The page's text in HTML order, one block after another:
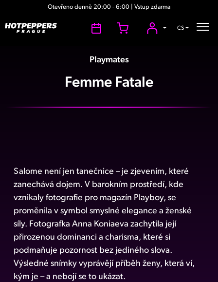
CS
Otevřeno denně 20:00 - 6:00 | Vstup zdarma
Playmates
Femme Fatale
Salome není jen tanečnice – je zjevením, které
zanechává dojem. V barokním prostředí, kde
vznikaly fotografie pro magazín Playboy, se
proměnila v symbol smyslné elegance a ženské
síly. Fotografka Anna Koniaeva zachytila její
přirozenou dominanci a charisma, které si
podmaňuje pozornost bez jediného slova.
Výsledné snímky vyprávějí příběh ženy, která ví,
kým je – a nebojí se to ukázat.